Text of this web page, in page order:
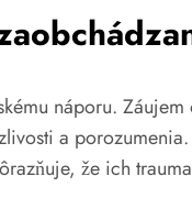
náporu.
a
že ich